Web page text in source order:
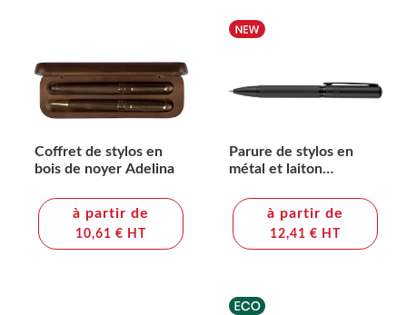
Coffret de stylos en
bois de noyer Adelina
à partir de
10,61 € HT
Parure de stylos en
métal et laiton
à partir de
12,41 € HT